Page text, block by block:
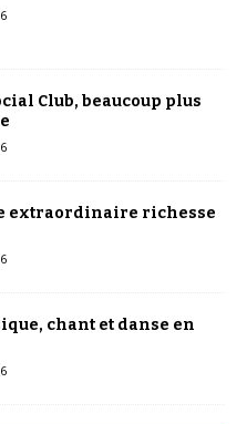
Club, beaucoup plus
extraordinaire richesse
chant et danse en